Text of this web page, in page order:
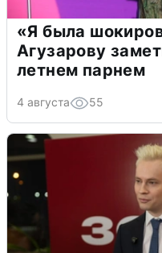
«Я была
Агузарову
летнем парнем
4 августа 55